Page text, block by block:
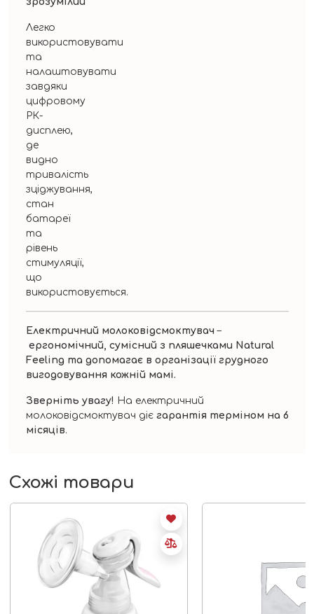
Легко
використовувати
та
налаштовувати
завдяки
цифровому
РК-
дисплею,
де
видно
тривалість
зціджування,
стан
батареї
та
рівень
стимуляції,
що
використовується.
Електричний молоковідсмоктувач–
ергономічний, сумісний з пляшечками Natural
Feeling та допомагає в організації грудного
вигодовування кожній мамі.
Зверніть увагу! На електричний
молоковідсмоктувач діє гарантія терміном на 6
місяців.
Схожі товари